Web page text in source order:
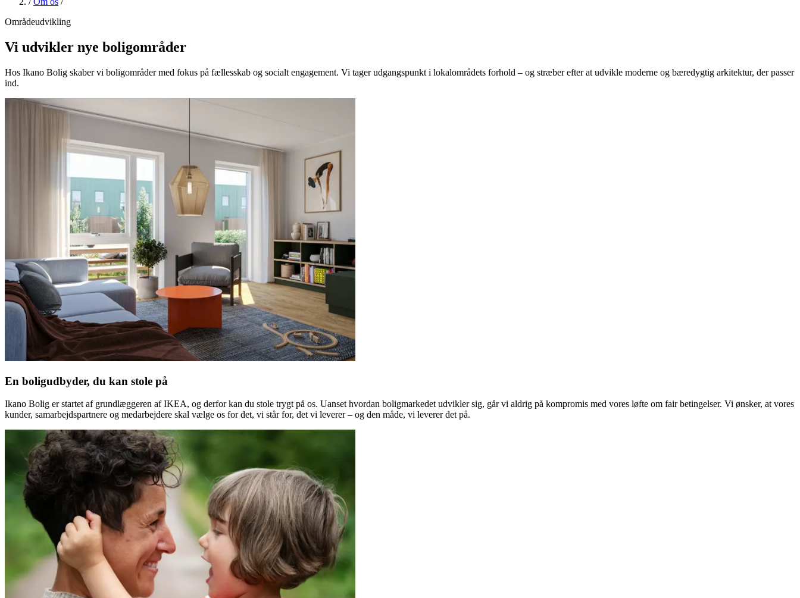
Områdeudvikling
Vi udvikler nye boligområder
Hos Ikano Bolig skaber vi boligområder med fokus på fællesskab og socialt engagement. Vi tager udgangspunkt i lokalområdets forhold – og stræber efter at udvikle moderne og bæredygtig arkitektur, der passer
ind.
En boligudbyder, du kan stole på
Ikano Bolig er startet af grundlæggeren af IKEA, og derfor kan du stole trygt på os. Uanset hvordan boligmarkedet udvikler sig, går vi aldrig på kompromis med vores løfte om fair betingelser. Vi ønsker, at vores
kunder, samarbejdspartnere og medarbejdere skal vælge os for det, vi står for, det vi leverer – og den måde, vi leverer det på.